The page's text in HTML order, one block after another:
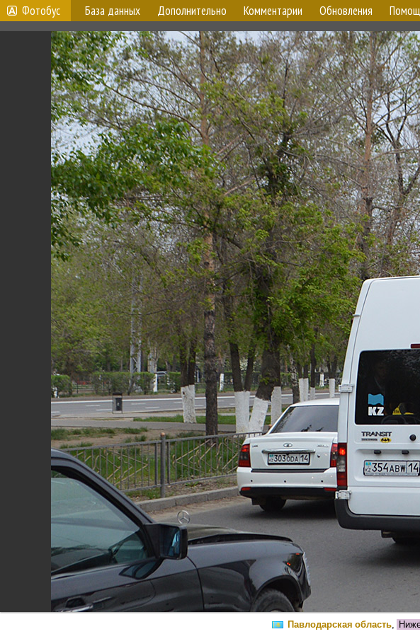
Фотобус База данных Дополнительно Комментарии Обновления
Павлодарская область,